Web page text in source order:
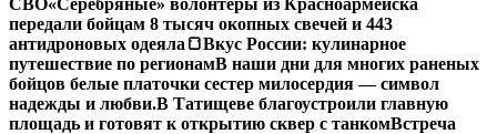
СВО«Серебряные» волонтеры из Красноармейска
передали бойцам 8 тысяч окопных свечей и 443
антидроновых одеяла 🍞Вкус России: кулинарное
путешествие по регионамВ наши дни для многих раненых
бойцов белые платочки сестер милосердия — символ
надежды и любви.В Татищеве благоустроили главную
площадь и готовят к открытию сквер с танкомВстреча